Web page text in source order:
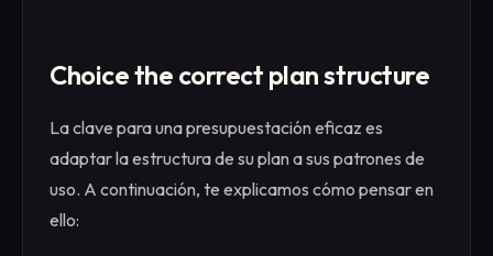
Choice the correct plan structure
La clave para una presupuestación eficaz es
adaptar la estructura de su plan a sus patrones de
uso. A continuación, te explicamos cómo pensar en
ello: